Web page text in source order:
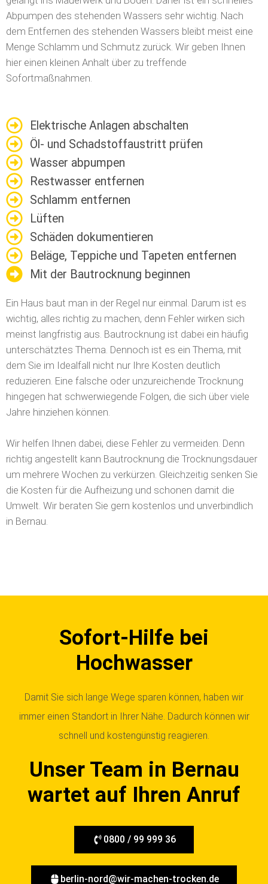
Abpumpen des stehenden Wassers sehr wichtig. Nach
dem Entfernen des stehenden Wassers bleibt meist eine
Menge Schlamm und Schmutz zurück. Wir geben Ihnen
hier einen kleinen Anhalt über zu treffende
Sofortmaßnahmen.
Elektrische Anlagen abschalten
Öl- und Schadstoffaustritt prüfen
Wasser abpumpen
Restwasser entfernen
Schlamm entfernen
Lüften
Schäden dokumentieren
Beläge, Teppiche und Tapeten entfernen
Mit der Bautrocknung beginnen
Ein Haus baut man in der Regel nur einmal. Darum ist es
wichtig, alles richtig zu machen, denn Fehler wirken sich
meinst langfristig aus. Bautrocknung ist dabei ein häufig
unterschätztes Thema. Dennoch ist es ein Thema, mit
dem Sie im Idealfall nicht nur Ihre Kosten deutlich
reduzieren. Eine falsche oder unzureichende Trocknung
hingegen hat schwerwiegende Folgen, die sich über viele
Jahre hinziehen können.
Wir helfen Ihnen dabei, diese Fehler zu vermeiden. Denn
richtig angestellt kann Bautrocknung die Trocknungsdauer
um mehrere Wochen zu verkürzen. Gleichzeitig senken Sie
die Kosten für die Aufheizung und schonen damit die
Umwelt. Wir beraten Sie gern kostenlos und unverbindlich
in Bernau.
Sofort-Hilfe bei
Hochwasser
Damit Sie sich lange Wege sparen können, haben wir
immer einen Standort in Ihrer Nähe. Dadurch können wir
schnell und kostengünstig reagieren.
Unser Team in Bernau
wartet auf Ihren Anruf
0800 / 99 999 36
berlin-nord@wir-machen-trocken.de